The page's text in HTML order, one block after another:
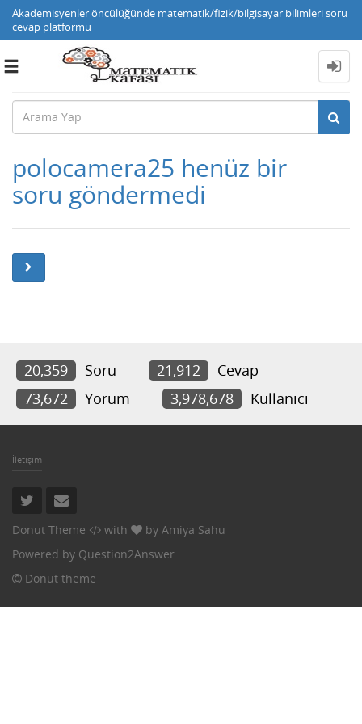
Akademisyenler öncülüğünde matematik/fizik/bilgisayar bilimleri soru
cevap platformu
Toggle
polocamera25 henüz bir
soru göndermedi
20,359 Soru 21,912
Cevap
73,672
Yorum 3,978,678 Kullanıcı
İletişim
Donut Theme with by Amiya Sahu
Powered by Question2Answer
Donut theme